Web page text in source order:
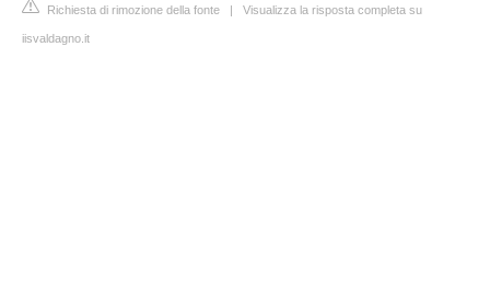
Richiesta di rimozione della fonte | Visualizza la risposta completa su
iisvaldagno.it